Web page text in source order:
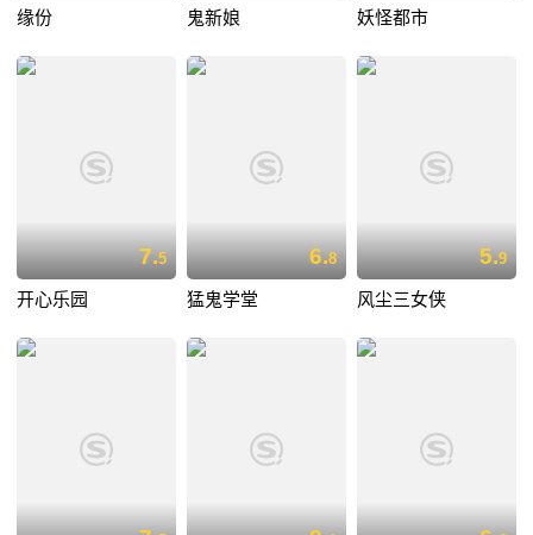
缘份 鬼新娘 妖怪都市
7.5
开心乐园
6.8
猛鬼学堂
5.9
风尘三女侠